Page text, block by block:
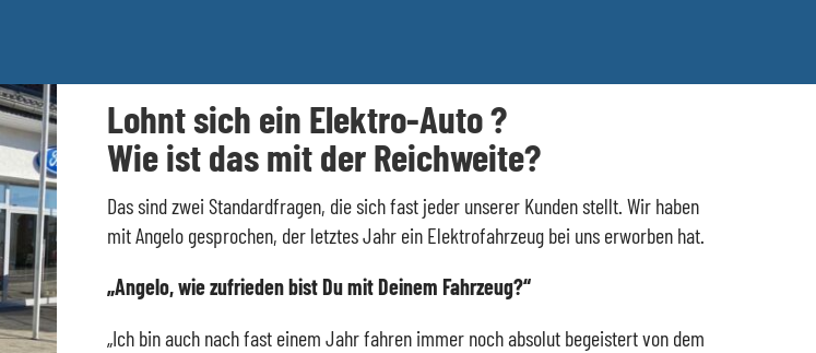
Lohnt sich ein Elektro-Auto ?
Wie ist das mit der Reichweite?
Das sind zwei Standardfragen, die sich fast jeder unserer Kunden stellt. Wir haben
mit Angelo gesprochen, der letztes Jahr ein Elektrofahrzeug bei uns erworben hat.
„Angelo, wie zufrieden bist Du mit Deinem Fahrzeug?“
„Ich bin auch nach fast einem Jahr fahren immer noch absolut begeistert von dem